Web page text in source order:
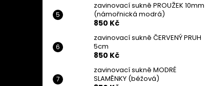
zavinovací sukně PROUŽEK 10mm
(námořnická modrá)
850 Kč
zavinovací sukně ČERVENÝ PRUH
5cm
850 Kč
zavinovací sukně MODRÉ
SLAMĚNKY (béžová)